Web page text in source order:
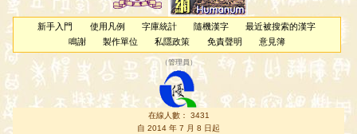
新手入門 使用凡例 字庫統計 隨機漢字
最近被搜索的漢字
鳴謝
製作單位 私隱政策 免責聲明 意見簿
（管理員 ）
在線人數： 3431
自 2014 年 7 月 8 日起